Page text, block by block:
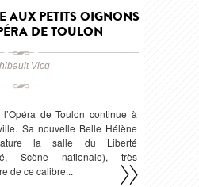
AUX PETITS OIGNONS
DE TOULON
Vicq
de Toulon continue à
Sa nouvelle Belle Hélène
la salle du Liberté
Scène nationale), très
de ce calibre...